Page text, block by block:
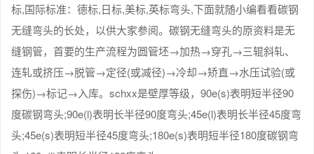
标,国际标准：德标,日标,美标,英标弯头,下面就随小编看看碳钢
无缝弯头的长处，以供大家参阅。碳钢无缝弯头的原资料是无
缝钢管，首要的生产流程为圆管坯→加热→穿孔→三辊斜轧、
连轧或挤压→脱管→定径(或减径)→冷却→矫直→水压试验(或
探伤)→标记→入库。schxx是壁厚等级，90e(s)表明短半径90
度碳钢弯头;90e(l)表明长半径90度弯头;45e(l)表明长半径45度弯
头;45e(s)表明短半径45度弯头;180e(s)表明短半径180度碳钢弯